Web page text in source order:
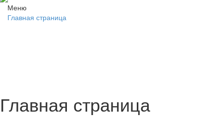
Меню
Главная страница
Главная страница